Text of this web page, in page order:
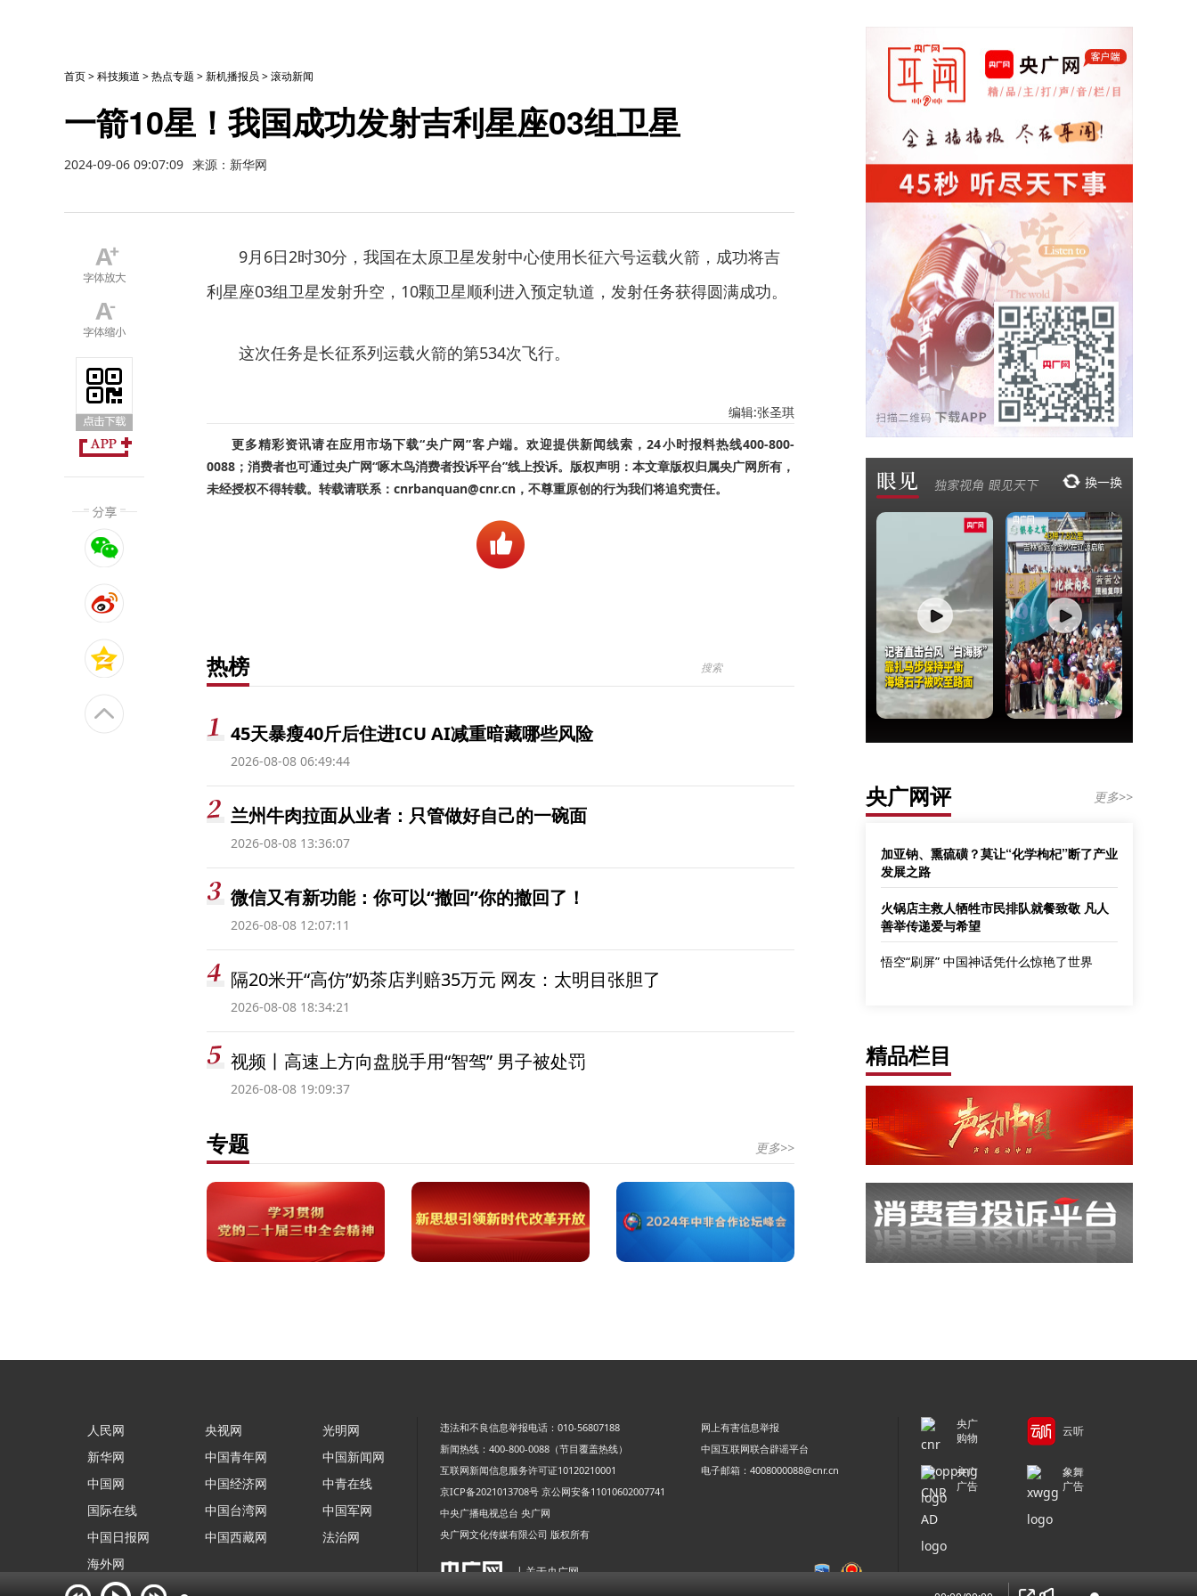
首页>科技频道 >热点专题 >新机播报员 >滚动新闻
一箭10星！我国成功发射吉利星座03组卫星
2024-09-06 09:07:09 来源：新华网
9月6日2时30分，我国在太原卫星发射中心使用长征六号运载火箭，成功将吉
利星座03组卫星发射升空，10颗卫星顺利进入预定轨道，发射任务获得圆满成功。
这次任务是长征系列运载火箭的第534次飞行。
编辑:张圣琪
更多精彩资讯请在应用市场下载“央广网”客户端。欢迎提供新闻线索，24小时报料热线400-800-
0088；消费者也可通过央广网“啄木鸟消费者投诉平台”线上投诉。版权声明：本文章版权归属央广网所有，
未经授权不得转载。转载请联系：cnrbanquan@cnr.cn，不尊重原创的行为我们将追究责任。
热榜
45天暴瘦40斤后住进ICU AI减重暗藏哪些风险
2026-08-08 06:49:44
兰州牛肉拉面从业者：只管做好自己的一碗面
2026-08-08 13:36:07
微信又有新功能：你可以“撤回”你的撤回了！
2026-08-08 12:07:11
隔20米开“高仿”奶茶店判赔35万元 网友：太明目张胆了
2026-08-08 18:34:21
视频丨高速上方向盘脱手用“智驾” 男子被处罚
2026-08-08 19:09:37
专题 更多>>
央广网评 更多>>
加亚钠、熏硫磺？莫让“化学枸杞”断了产业
发展之路
火锅店主救人牺牲市民排队就餐致敬 凡人
善举传递爱与希望
悟空“刷屏” 中国神话凭什么惊艳了世界
精品栏目
人民网
新华网
中国网
国际在线
中国日报网
海外网
央视网
中国青年网
中国经济网
中国台湾网
中国西藏网
光明网
中国新闻网
中青在线
中国军网
法治网
违法和不良信息举报电话：010-56807188
网上有害信息举报
新闻热线：400-800-0088（节目覆盖热线）
中国互联网联合辟谣平台
互联网新闻信息服务许可证10120210001
电子邮箱：4008000088@cnr.cn
京ICP备2021013708号 京公网安备11010602007741
中央广播电视总台 央广网
央广网文化传媒有限公司 版权所有
| 关于央广网
央广
购物
云听
央广
广告
象舞
广告